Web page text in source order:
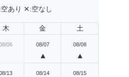
空あり ✕:空なし
木 金 土
06 08/07
▲
08/08
▲
13 08/14 08/15